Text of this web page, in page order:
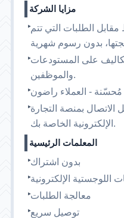
مزايا الشركة
الطلبات التي تتم
على المستودعات
والموظفين.
بمنصة التجارة
الإلكترونية الخاصة بك.
المعلمات الرئيسية
بدون اشتراك
اللوجستية الإلكترونية
معالجة الطلبات
توصيل سريع